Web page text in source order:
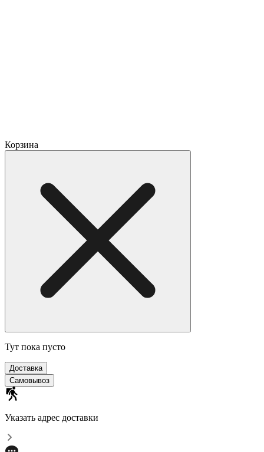
Корзина
Тут пока пусто
Доставка
Самовывоз
Указать адрес доставки